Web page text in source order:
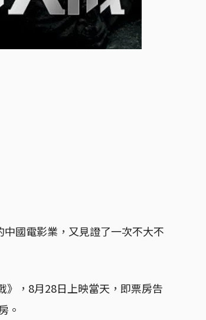
國電影業，又見證了一次不大不
》，8月28日上映當天，即票房告
。